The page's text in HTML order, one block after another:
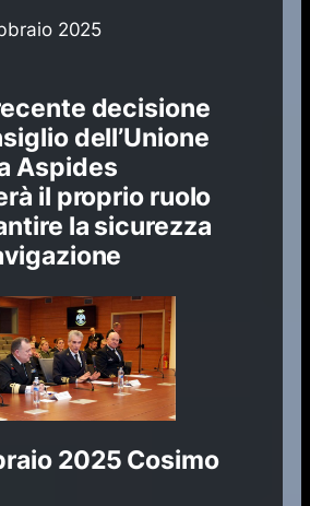
2025
decisione
dell’Unione
Aspides
il proprio ruolo
la sicurezza
2025 Cosimo